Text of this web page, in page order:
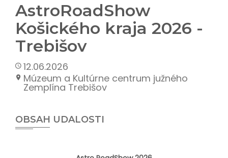
AstroRoadShow
Košického kraja 2026 -
Trebišov
12.06.2026
Múzeum a Kultúrne centrum južného
Zemplína Trebišov
OBSAH UDALOSTI